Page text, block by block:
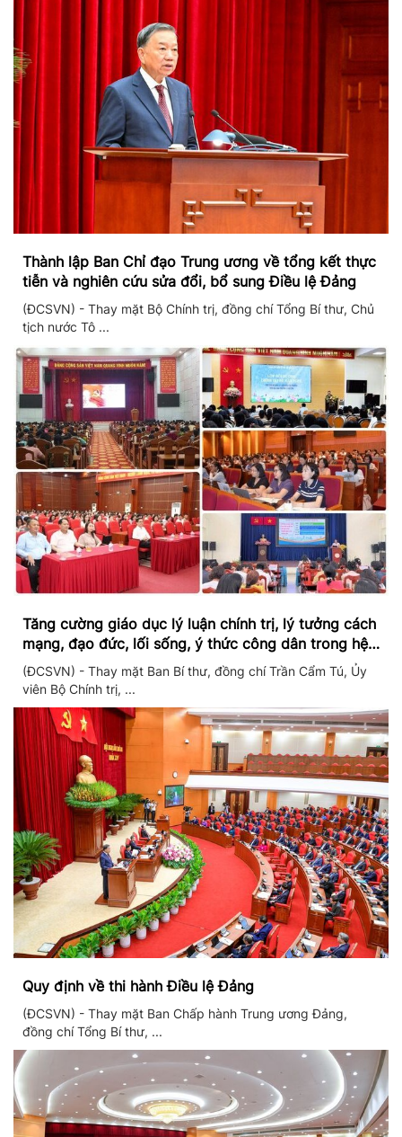
Thành lập Ban Chỉ đạo Trung ương về tổng kết thực
tiễn và nghiên cứu sửa đổi, bổ sung Điều lệ Đảng
(ĐCSVN) - Thay mặt Bộ Chính trị, đồng chí Tổng Bí thư, Chủ
tịch nước Tô ...
Tăng cường giáo dục lý luận chính trị, lý tưởng cách
mạng, đạo đức, lối sống, ý thức công dân trong hệ
thống giáo dục quốc dân
(ĐCSVN) - Thay mặt Ban Bí thư, đồng chí Trần Cẩm Tú, Ủy
viên Bộ Chính trị, ...
Quy định về thi hành Điều lệ Đảng
(ĐCSVN) - Thay mặt Ban Chấp hành Trung ương Đảng,
đồng chí Tổng Bí thư, ...